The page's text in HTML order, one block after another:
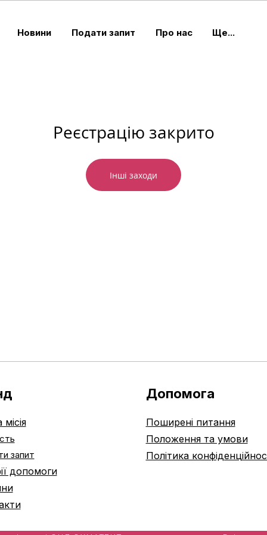
Новини Подати запит Про нас Ще...
Реєстрацію закрито
Інші заходи
запит
допомоги
Допомога
Поширені питання
Положення та умови
Політика